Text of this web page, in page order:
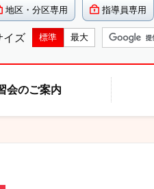
地区・分区専用 指導員専用
イズ 標準 最大
会のご案内